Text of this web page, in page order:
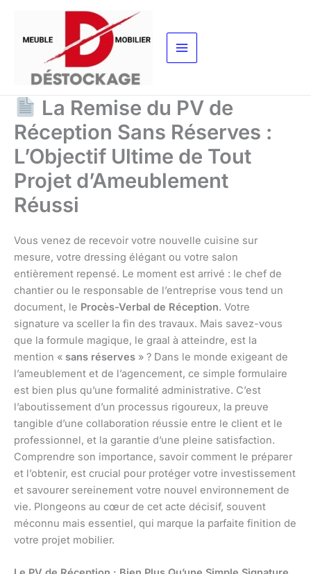
contenu
La Remise du PV de
Réception Sans Réserves :
L’Objectif Ultime de Tout
Projet d’Ameublement
Réussi
Vous venez de recevoir votre nouvelle cuisine sur
mesure, votre dressing élégant ou votre salon
entièrement repensé. Le moment est arrivé : le chef de
chantier ou le responsable de l’entreprise vous tend un
document, le Procès-Verbal de Réception. Votre
signature va sceller la fin des travaux. Mais savez-vous
que la formule magique, le graal à atteindre, est la
mention « sans réserves » ? Dans le monde exigeant de
l’ameublement et de l’agencement, ce simple formulaire
est bien plus qu’une formalité administrative. C’est
l’aboutissement d’un processus rigoureux, la preuve
tangible d’une collaboration réussie entre le client et le
professionnel, et la garantie d’une pleine satisfaction.
Comprendre son importance, savoir comment le préparer
et l’obtenir, est crucial pour protéger votre investissement
et savourer sereinement votre nouvel environnement de
vie. Plongeons au cœur de cet acte décisif, souvent
méconnu mais essentiel, qui marque la parfaite finition de
votre projet mobilier.